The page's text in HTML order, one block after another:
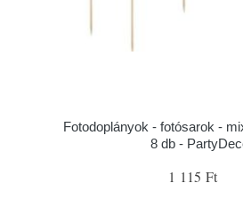
Fotodoplányok - fotósarok -
8 db -
1 115 Ft